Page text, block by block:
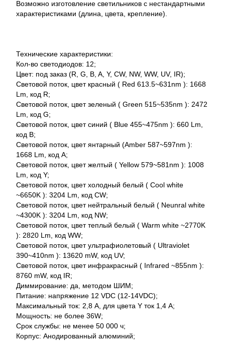
Возможно изготовление светильников с нестандартными
характеристиками (длина, цвета, крепление).
Технические характеристики:
Кол-во светодиодов: 12;
Цвет: под заказ (R, G, B, A, Y, CW, NW, WW, UV, IR);
Световой поток, цвет красный ( Red 613.5~631nm ): 1668
Lm, код R;
Световой поток, цвет зеленый ( Green 515~535nm ): 2472
Lm, код G;
Световой поток, цвет синий ( Blue 455~475nm ): 660 Lm,
код B;
Световой поток, цвет янтарный (Amber 587~597nm ):
1668 Lm, код A;
Световой поток, цвет желтый ( Yellow 579~581nm ): 1008
Lm, код Y;
Световой поток, цвет холодный белый ( Cool white
~6650K ): 3204 Lm, код CW;
Световой поток, цвет нейтральный белый ( Neunral white
~4300K ): 3204 Lm, код NW;
Световой поток, цвет теплый белый ( Warm white ~2770K
): 2820 Lm, код WW;
Световой поток, цвет ультрафиолетовый ( Ultraviolet
390~410nm ): 13620 mW, код UV;
Световой поток, цвет инфракрасный ( Infrared ~855nm ):
8760 mW, код IR;
Диммирование: да, методом ШИМ;
Питание: напряжение 12 VDC (12-14VDC);
Максимальный ток: 2,8 А, для цвета Y ток 1,4 А;
Мощность: не более 36W;
Срок службы: не менее 50 000 ч;
Корпус: Анодированный алюминий;